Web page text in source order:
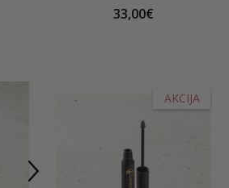
33,00€
AKCIJA